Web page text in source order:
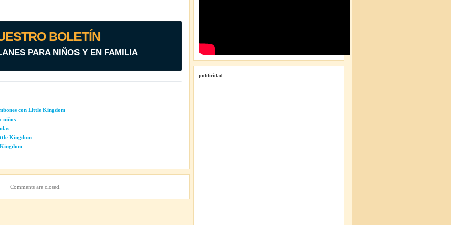
BOLETÍN
PARA NIÑOS Y EN FAMILIA
con Little Kingdom
niños
Kingdom
Comments are closed.
publicidad